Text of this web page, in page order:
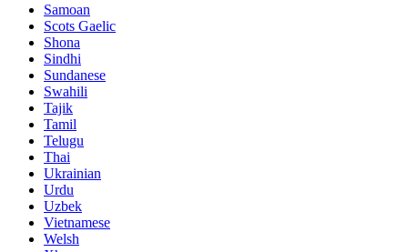
Samoan
Scots Gaelic
Shona
Sindhi
Sundanese
Swahili
Tajik
Tamil
Telugu
Thai
Ukrainian
Urdu
Uzbek
Vietnamese
Welsh